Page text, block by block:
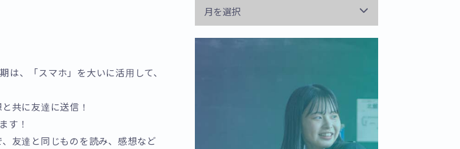
、「スマホ」を大いに活用して、
共に友達に送信！
す！
友達と同じものを読み、感想など